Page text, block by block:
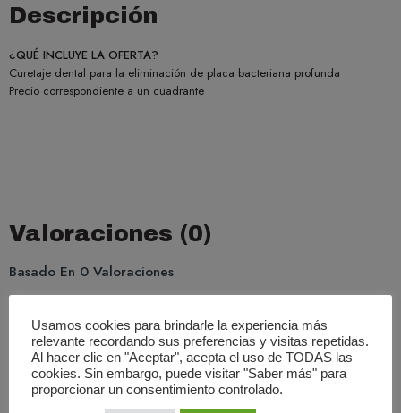
Descripción
¿QUÉ INCLUYE LA OFERTA?
Curetaje dental para la eliminación de placa bacteriana profunda
Precio correspondiente a un cuadrante
Valoraciones (0)
Basado En 0 Valoraciones
Usamos cookies para brindarle la experiencia más
relevante recordando sus preferencias y visitas repetidas.
Al hacer clic en "Aceptar", acepta el uso de TODAS las
cookies. Sin embargo, puede visitar "Saber más" para
proporcionar un consentimiento controlado.